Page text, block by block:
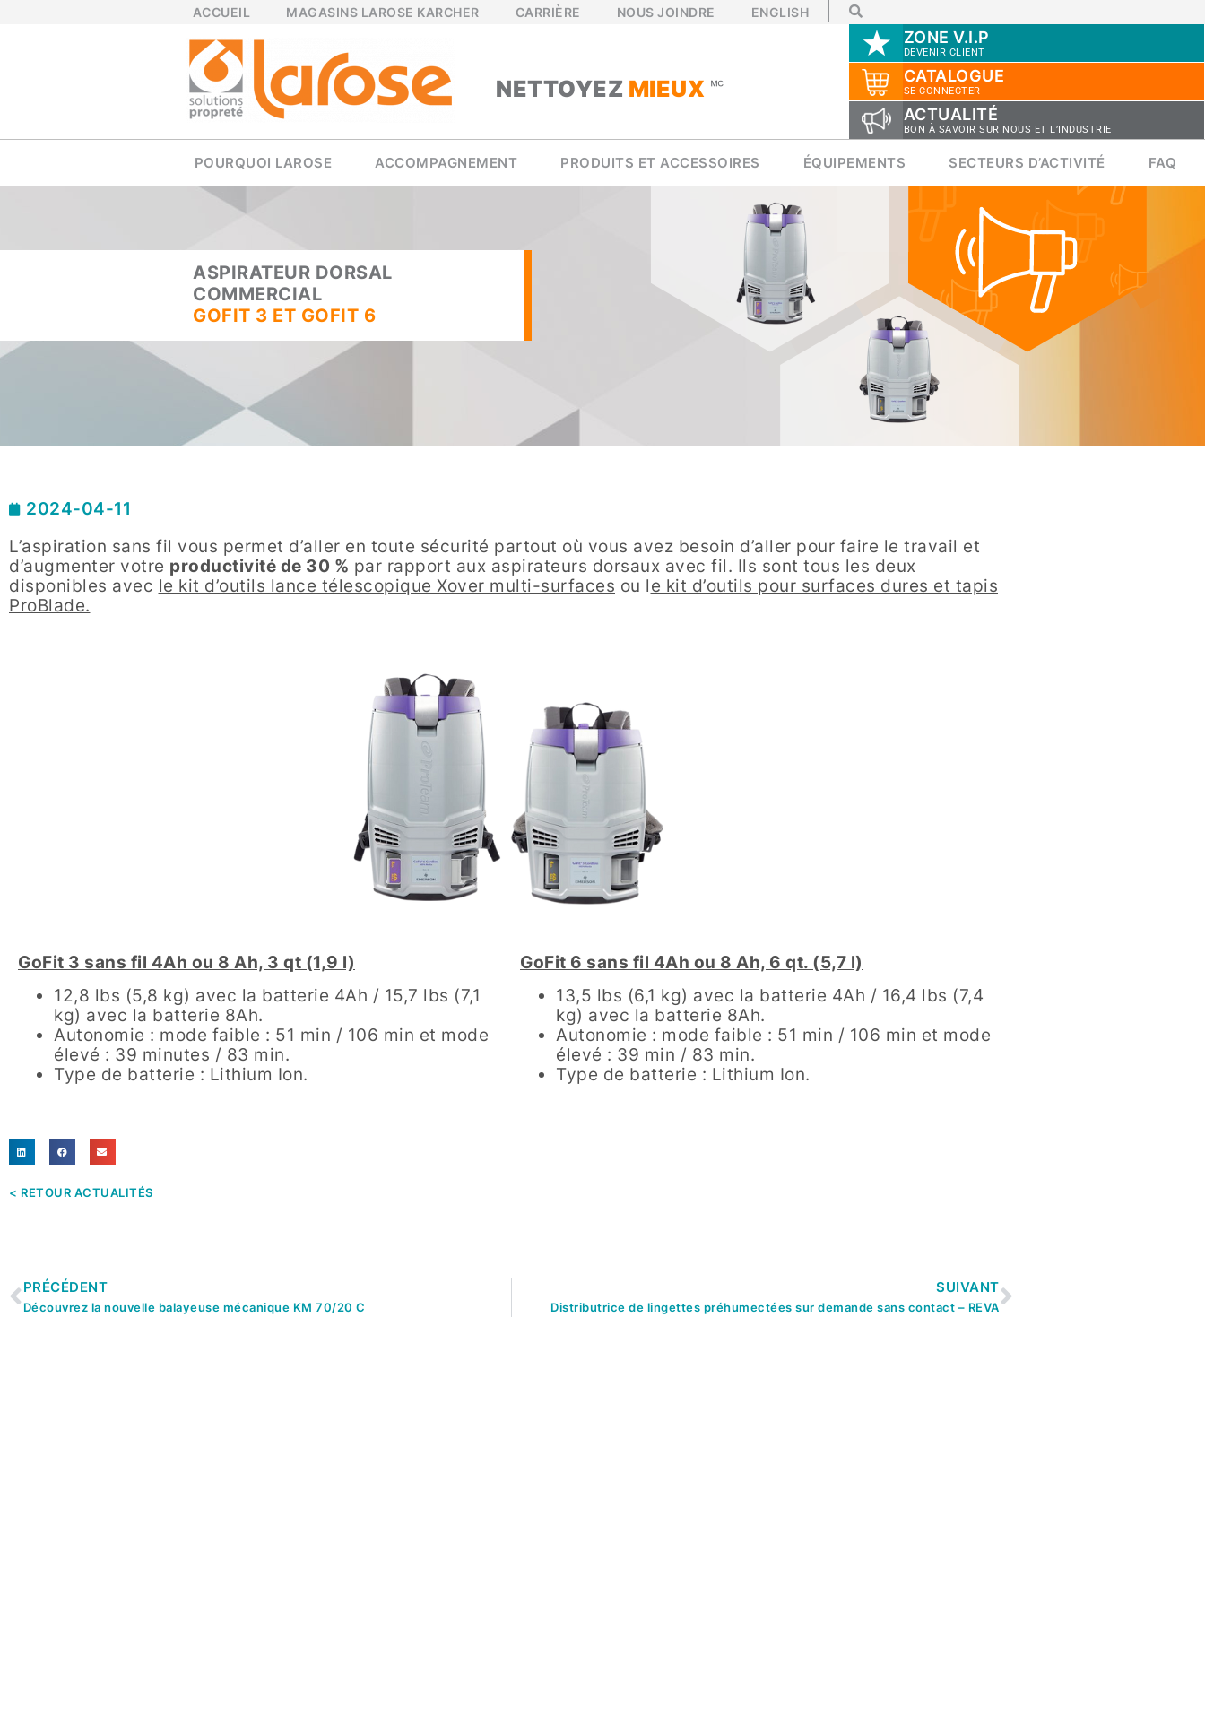
ACCUEIL MAGASINS LAROSE KARCHER CARRIÈRE NOUS JOINDRE ENGLISH
NETTOYEZ MIEUX 🅪
ZONE V.I.P
DEVENIR CLIENT
CATALOGUE
SE CONNECTER
ACTUALITÉ
BON À SAVOIR SUR NOUS ET L’INDUSTRIE
POURQUOI LAROSE ACCOMPAGNEMENT PRODUITS ET ACCESSOIRES ÉQUIPEMENTS SECTEURS D’ACTIVITÉ FAQ
ASPIRATEUR DORSAL
COMMERCIAL
GOFIT 3 ET GOFIT 6
2024-04-11
L’aspiration sans fil vous permet d’aller en toute sécurité partout où vous avez besoin d’aller pour faire le travail et
d’augmenter votre productivité de 30 % par rapport aux aspirateurs dorsaux avec fil. Ils sont tous les deux
disponibles avec le kit d’outils lance télescopique Xover multi-surfaces ou le kit d’outils pour surfaces dures et tapis
ProBlade.
GoFit 3 sans fil 4Ah ou 8 Ah, 3 qt (1,9 l)
12,8 lbs (5,8 kg) avec la batterie 4Ah / 15,7 lbs (7,1
kg) avec la batterie 8Ah.
Autonomie : mode faible : 51 min / 106 min et mode
élevé : 39 minutes / 83 min.
Type de batterie : Lithium Ion.
GoFit 6 sans fil 4Ah ou 8 Ah, 6 qt. (5,7 l)
13,5 lbs (6,1 kg) avec la batterie 4Ah / 16,4 lbs (7,4
kg) avec la batterie 8Ah.
Autonomie : mode faible : 51 min / 106 min et mode
élevé : 39 min / 83 min.
Type de batterie : Lithium Ion.
< RETOUR ACTUALITÉS​
PRÉCÉDENT
Découvrez la nouvelle balayeuse mécanique KM 70/20 C
SUIVANT
Distributrice de lingettes préhumectées sur demande sans contact – REVA